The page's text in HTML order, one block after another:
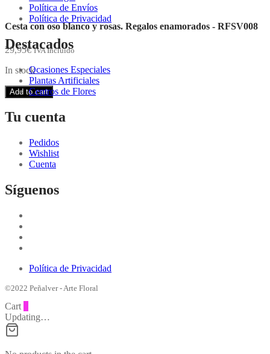
Cesta con oso blanco y rosas. Regalos enamorados - RFSV008
29,95€ IVA Incluido
In stock
Add to cart
Política de Envíos
Política de Privacidad
Destacados
Ocasiones Especiales
Plantas Artificiales
Centros de Flores
Tu cuenta
Pedidos
Wishlist
Cuenta
Síguenos
Política de Privacidad
©2022 Peñalver - Arte Floral
Cart
Updating…